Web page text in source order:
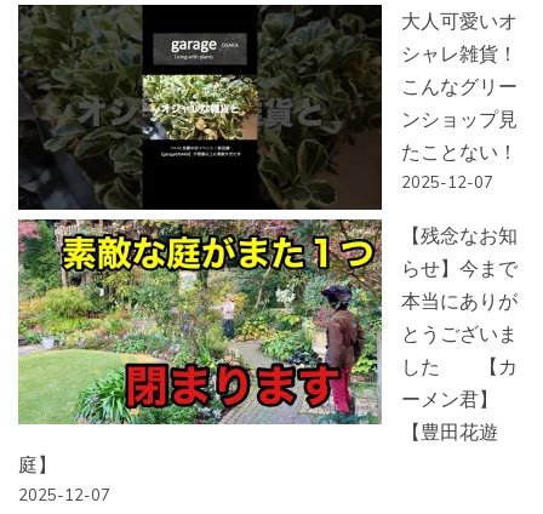
大人可愛いオ
シャレ雑貨！
こんなグリー
ンショップ見
たことない！
2025-12-07
【残念なお知
らせ】今まで
本当にありが
とうございま
した 【カ
ーメン君】
【豊田花遊
庭】
2025-12-07